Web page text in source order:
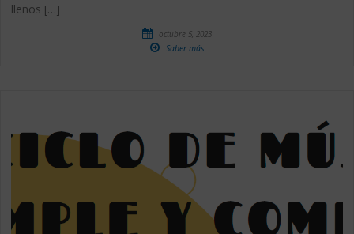
llenos […]
octubre 5, 2023
Saber más